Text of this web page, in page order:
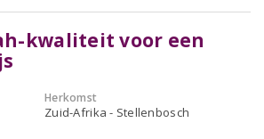
kwaliteit voor een
Herkomst
Zuid-Afrika - Stellenbosch